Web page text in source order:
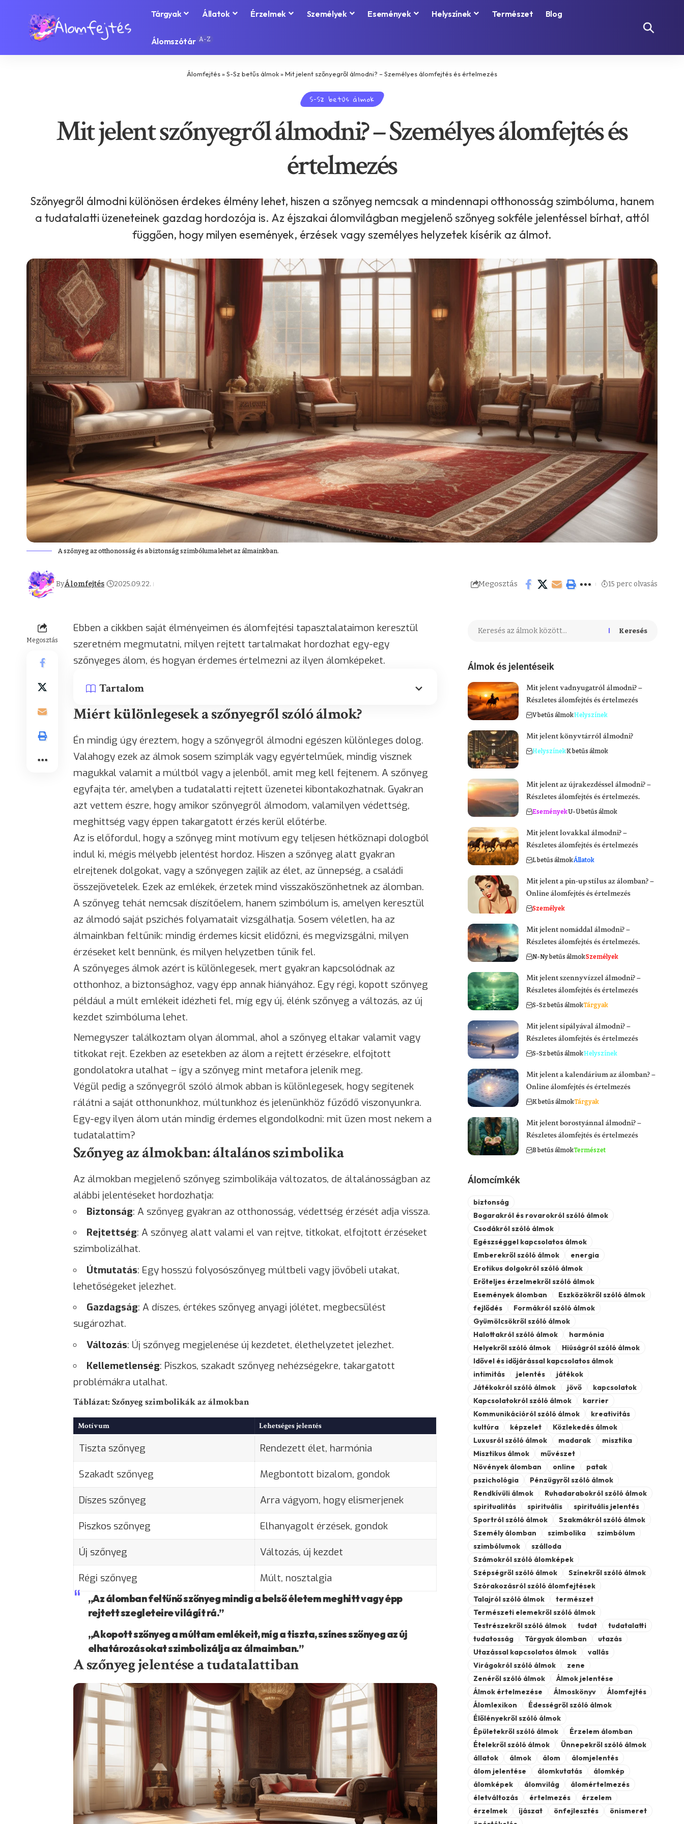
Tárgyak Állatok Érzelmek Személyek Események Helyszínek Természet Blog
Álomszótár A-Z
Álomfejtés»S-Sz betűs álmok»Mit jelent szőnyegről álmodni? – Személyes álomfejtés és értelmezés
S-Sz betűs álmok
Mit jelent szőnyegről álmodni? – Személyes álomfejtés és
értelmezés
Szőnyegről álmodni különösen érdekes élmény lehet, hiszen a szőnyeg nemcsak a mindennapi otthonosság szimbóluma, hanem
a tudatalatti üzeneteinek gazdag hordozója is. Az éjszakai álomvilágban megjelenő szőnyeg sokféle jelentéssel bírhat, attól
függően, hogy milyen események, érzések vagy személyes helyzetek kísérik az álmot.
A szőnyeg az otthonosság és a biztonság szimbóluma lehet az álmainkban.
ByÁlomfejtés 2025.09.22. Megosztás 15 perc olvasás
Megosztás
Ebben a cikkben saját élményeimen és álomfejtési tapasztalataimon keresztül
szeretném megmutatni, milyen rejtett tartalmakat hordozhat egy-egy
szőnyeges álom, és hogyan érdemes értelmezni az ilyen álomképeket.
Tartalom
Miért különlegesek a szőnyegről szóló álmok?
Én mindig úgy éreztem, hogy a szőnyegről álmodni egészen különleges dolog.
Valahogy ezek az álmok sosem szimplák vagy egyértelműek, mindig visznek
magukkal valamit a múltból vagy a jelenből, amit meg kell fejtenem. A szőnyeg
egyfajta tér, amelyben a tudatalatti rejtett üzenetei kibontakozhatnak. Gyakran
azt vettem észre, hogy amikor szőnyegről álmodom, valamilyen védettség,
meghittség vagy éppen takargatott érzés kerül előtérbe.
Az is előfordul, hogy a szőnyeg mint motívum egy teljesen hétköznapi dologból
indul ki, mégis mélyebb jelentést hordoz. Hiszen a szőnyeg alatt gyakran
elrejtenek dolgokat, vagy a szőnyegen zajlik az élet, az ünnepség, a családi
összejövetelek. Ezek az emlékek, érzetek mind visszaköszönhetnek az álomban.
A szőnyeg tehát nemcsak díszítőelem, hanem szimbólum is, amelyen keresztül
az álmodó saját pszichés folyamatait vizsgálhatja. Sosem véletlen, ha az
álmainkban feltűnik: mindig érdemes kicsit elidőzni, és megvizsgálni, milyen
érzéseket kelt bennünk, és milyen helyzetben tűnik fel.
A szőnyeges álmok azért is különlegesek, mert gyakran kapcsolódnak az
otthonhoz, a biztonsághoz, vagy épp annak hiányához. Egy régi, kopott szőnyeg
például a múlt emlékeit idézheti fel, míg egy új, élénk szőnyeg a változás, az új
kezdet szimbóluma lehet.
Nemegyszer találkoztam olyan álommal, ahol a szőnyeg eltakar valamit vagy
titkokat rejt. Ezekben az esetekben az álom a rejtett érzésekre, elfojtott
gondolatokra utalhat – így a szőnyeg mint metafora jelenik meg.
Végül pedig a szőnyegről szóló álmok abban is különlegesek, hogy segítenek
rálátni a saját otthonunkhoz, múltunkhoz és jelenünkhöz fűződő viszonyunkra.
Egy-egy ilyen álom után mindig érdemes elgondolkodni: mit üzen most nekem a
tudatalattim?
Szőnyeg az álmokban: általános szimbolika
Az álmokban megjelenő szőnyeg szimbolikája változatos, de általánosságban az
alábbi jelentéseket hordozhatja:
Biztonság: A szőnyeg gyakran az otthonosság, védettség érzését adja vissza.
Rejtettség: A szőnyeg alatt valami el van rejtve, titkokat, elfojtott érzéseket
szimbolizálhat.
Útmutatás: Egy hosszú folyosószőnyeg múltbeli vagy jövőbeli utakat,
lehetőségeket jelezhet.
Gazdagság: A díszes, értékes szőnyeg anyagi jólétet, megbecsülést
sugározhat.
Változás: Új szőnyeg megjelenése új kezdetet, élethelyzetet jelezhet.
Kellemetlenség: Piszkos, szakadt szőnyeg nehézségekre, takargatott
problémákra utalhat.
Táblázat: Szőnyeg szimbolikák az álmokban
Motívum Lehetséges jelentés
Tiszta szőnyeg Rendezett élet, harmónia
Szakadt szőnyeg Megbontott bizalom, gondok
Díszes szőnyeg Arra vágyom, hogy elismerjenek
Piszkos szőnyeg Elhanyagolt érzések, gondok
Új szőnyeg Változás, új kezdet
Régi szőnyeg Múlt, nosztalgia
„Az álomban feltűnő szőnyeg mindig a belső életem meghitt vagy épp
rejtett szegleteire világít rá.”
„A kopott szőnyeg a múltam emlékeit, míg a tiszta, színes szőnyeg az új
elhatározásokat szimbolizálja az álmaimban.”
A szőnyeg jelentése a tudatalattiban
Keresés
Álmok és jelentéseik
Mit jelent vadnyugatról álmodni? –
Részletes álomfejtés és értelmezés
V betűs álmokHelyszínek
Mit jelent könyvtárról álmodni?
HelyszínekK betűs álmok
Mit jelent az újrakezdéssel álmodni? –
Részletes álomfejtés és értelmezés.
EseményekU-Ü betűs álmok
Mit jelent lovakkal álmodni? –
Részletes álomfejtés és értelmezés
L betűs álmokÁllatok
Mit jelent a pin-up stílus az álomban? –
Online álomfejtés és értelmezés
Személyek
Mit jelent nomáddal álmodni? –
Részletes álomfejtés és értelmezés.
N-Ny betűs álmokSzemélyek
Mit jelent szennyvízzel álmodni? –
Részletes álomfejtés és értelmezés
S-Sz betűs álmokTárgyak
Mit jelent sípályával álmodni? –
Részletes álomfejtés és értelmezés
S-Sz betűs álmokHelyszínek
Mit jelent a kalendárium az álomban? –
Online álomfejtés és értelmezés
K betűs álmokTárgyak
Mit jelent borostyánnal álmodni? –
Részletes álomfejtés és értelmezés
B betűs álmokTermészet
Álomcímkék
biztonság
Bogarakról és rovarokról szóló álmok
Csodákról szóló álmok
Egészséggel kapcsolatos álmok
Emberekről szóló álmok
energia
Erotikus dolgokról szóló álmok
Erőteljes érzelmekről szóló álmok
Események álomban
Eszközökről szóló álmok
fejlődés
Formákról szóló álmok
Gyümölcsökről szóló álmok
Halottakról szóló álmok
harmónia
Helyekről szóló álmok
Hiúságról szóló álmok
Idővel és időjárással kapcsolatos álmok
intimitás
jelentés
játékok
Játékokról szóló álmok
jövő
kapcsolatok
Kapcsolatokról szóló álmok
karrier
Kommunikációról szóló álmok
kreativitás
kultúra
képzelet
Közlekedés álmok
Luxusról szóló álmok
madarak
misztika
Misztikus álmok
művészet
Növények álomban
online
patak
pszichológia
Pénzügyről szóló álmok
Rendkívüli álmok
Ruhadarabokról szóló álmok
spiritualitás
spirituális
spirituális jelentés
Sportról szóló álmok
Szakmákról szóló álmok
Személy álomban
szimbolika
szimbólum
szimbólumok
szálloda
Számokról szóló álomképek
Szépségről szóló álmok
Színekről szóló álmok
Szórakozásról szóló álomfejtések
Talajról szóló álmok
természet
Természeti elemekről szóló álmok
Testrészekről szóló álmok
tudat
tudatalatti
tudatosság
Tárgyak álomban
utazás
Utazással kapcsolatos álmok
vallás
Virágokról szóló álmok
zene
Zenéről szóló álmok
Álmok jelentése
Álmok értelmezése
Álmoskönyv
Álomfejtés
Álomlexikon
Édességről szóló álmok
Élőlényekről szóló álmok
Épületekről szóló álmok
Érzelem álomban
Ételekről szóló álmok
Ünnepekről szóló álmok
állatok
álmok álom
álomjelentés
álom jelentése
álomkutatás
álomkép
álomképek
álomvilág
álomértelmezés
életváltozás
értelmezés
érzelem
érzelmek
íjászat önfejlesztés
önismeret